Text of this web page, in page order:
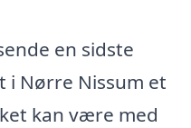
en sidste
i Nørre Nissum et
kan være med